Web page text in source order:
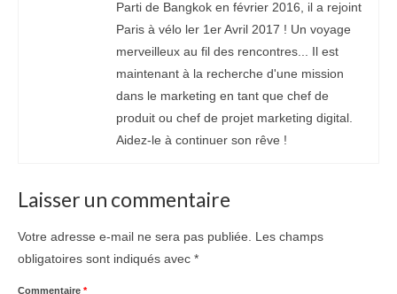
Parti de Bangkok en février 2016, il a rejoint
Paris à vélo ler 1er Avril 2017 ! Un voyage
merveilleux au fil des rencontres... Il est
maintenant à la recherche d'une mission
dans le marketing en tant que chef de
produit ou chef de projet marketing digital.
Aidez-le à continuer son rêve !
Laisser un commentaire
Votre adresse e-mail ne sera pas publiée.
Les champs
obligatoires sont indiqués avec *
Commentaire *